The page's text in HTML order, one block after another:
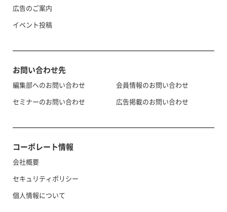
広告のご案内
イベント投稿
お問い合わせ先
編集部へのお問い合わせ
セミナーのお問い合わせ
会員情報のお問い合わせ
広告掲載のお問い合わせ
コーポレート情報
会社概要
セキュリティポリシー
個人情報について